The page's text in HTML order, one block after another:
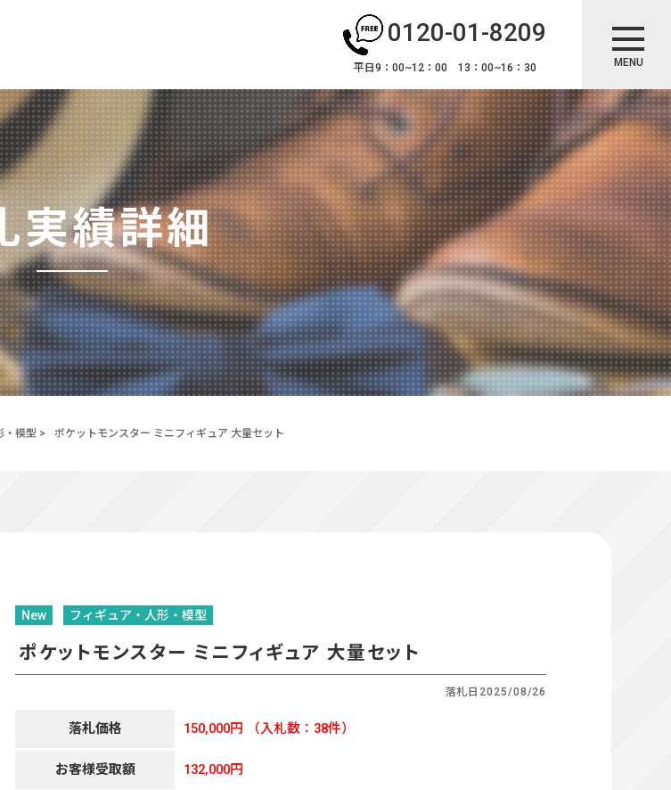
0120-01-8209
平日9：00~12：00 13：00~16：30 MENU
実績詳細
・模型> ポケットモンスター ミニフィギュア 大量セット
New フィギュア・人形・模型
ポケットモンスター ミニフィギュア 大量セット
落札日 2025/08/26
落札価格 150,000円 （入札数：38件）
お客様受取額 132,000円